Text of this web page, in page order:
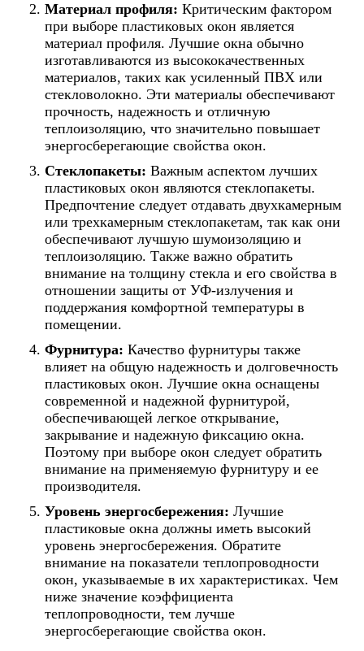
Материал профиля: Критическим фактором
при выборе пластиковых окон является
материал профиля. Лучшие окна обычно
изготавливаются из высококачественных
материалов, таких как усиленный ПВХ или
стекловолокно. Эти материалы обеспечивают
прочность, надежность и отличную
теплоизоляцию, что значительно повышает
энергосберегающие свойства окон.
Стеклопакеты: Важным аспектом лучших
пластиковых окон являются стеклопакеты.
Предпочтение следует отдавать двухкамерным
или трехкамерным стеклопакетам, так как они
обеспечивают лучшую шумоизоляцию и
теплоизоляцию. Также важно обратить
внимание на толщину стекла и его свойства в
отношении защиты от УФ-излучения и
поддержания комфортной температуры в
помещении.
Фурнитура: Качество фурнитуры также
влияет на общую надежность и долговечность
пластиковых окон. Лучшие окна оснащены
современной и надежной фурнитурой,
обеспечивающей легкое открывание,
закрывание и надежную фиксацию окна.
Поэтому при выборе окон следует обратить
внимание на применяемую фурнитуру и ее
производителя.
Уровень энергосбережения: Лучшие
пластиковые окна должны иметь высокий
уровень энергосбережения. Обратите
внимание на показатели теплопроводности
окон, указываемые в их характеристиках. Чем
ниже значение коэффициента
теплопроводности, тем лучше
энергосберегающие свойства окон.